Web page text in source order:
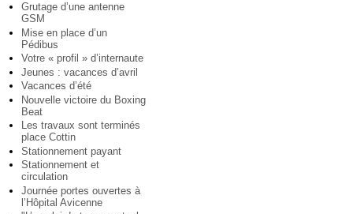
Grutage d’une antenne
GSM
Mise en place d’un
Pédibus
Votre « profil » d’internaute
Jeunes : vacances d’avril
Vacances d’été
Nouvelle victoire du Boxing
Beat
Les travaux sont terminés
place Cottin
Stationnement payant
Stationnement et
circulation
Journée portes ouvertes à
l’Hôpital Avicenne